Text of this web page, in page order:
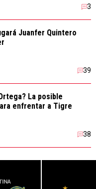
3
Juanfer Quintero
39
La posible
enfrentar a Tigre
38